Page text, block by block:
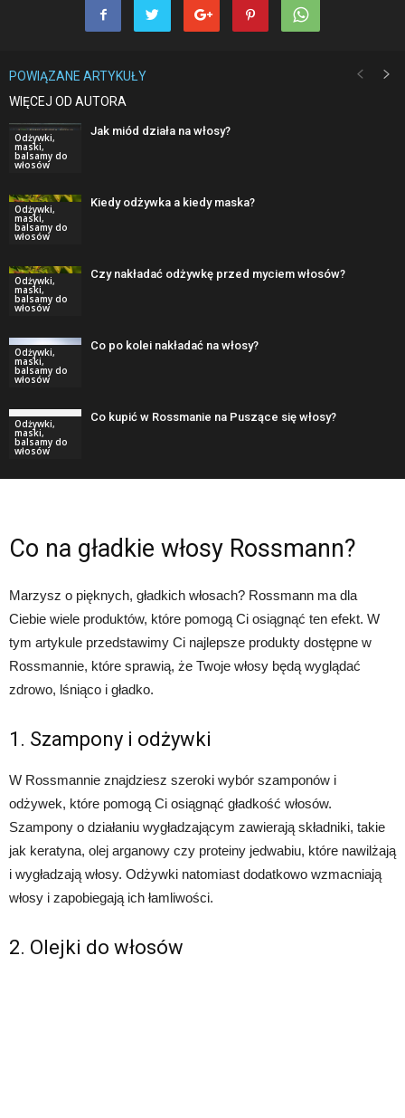
POWIĄZANE ARTYKUŁY
WIĘCEJ OD AUTORA
Odżywki,
maski,
balsamy do
włosów
Jak miód działa na włosy?
Odżywki,
maski,
balsamy do
włosów
Kiedy odżywka a kiedy maska?
Odżywki,
maski,
balsamy do
włosów
Czy nakładać odżywkę przed myciem włosów?
Odżywki,
maski,
balsamy do
włosów
Co po kolei nakładać na włosy?
Odżywki,
maski,
balsamy do
włosów
Co kupić w Rossmanie na Puszące się włosy?
Co na gładkie włosy Rossmann?
Marzysz o pięknych, gładkich włosach? Rossmann ma dla
Ciebie wiele produktów, które pomogą Ci osiągnąć ten efekt. W
tym artykule przedstawimy Ci najlepsze produkty dostępne w
Rossmannie, które sprawią, że Twoje włosy będą wyglądać
zdrowo, lśniąco i gładko.
1. Szampony i odżywki
W Rossmannie znajdziesz szeroki wybór szamponów i
odżywek, które pomogą Ci osiągnąć gładkość włosów.
Szampony o działaniu wygładzającym zawierają składniki, takie
jak keratyna, olej arganowy czy proteiny jedwabiu, które nawilżają
i wygładzają włosy. Odżywki natomiast dodatkowo wzmacniają
włosy i zapobiegają ich łamliwości.
2. Olejki do włosów